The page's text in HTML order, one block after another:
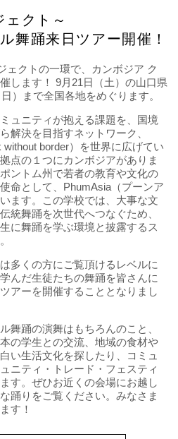
ェクト～
舞踊来日ツアー開催！
ェクトの一環で、カンボジア ク
します！ 9月21日（土）の山口県
）まで全国各地をめぐります。
ュニティが抱える課題を、国境
解決を目指すネットワーク、
without border）を世界に広げてい
点の１つにカンボジアがありま
ントム州で若者の教育や文化の
命として、PhumAsia（プーンア
ます。この学校では、大事な文
統舞踊を次世代へつなぐため、
に舞踊を学ぶ環境と披露するス
多くの方にご覧頂けるレベルに
んだ生徒たちの舞踊を皆さんに
アーを開催することとなりまし
舞踊の演舞はもちろんのこと、
の学生との交流、地域の食材や
い生活文化を探したり、コミュ
ニティ・トレード・フェスティ
す。ぜひお近くの会場にお越し
踊りをご覧ください。みなさま
す！